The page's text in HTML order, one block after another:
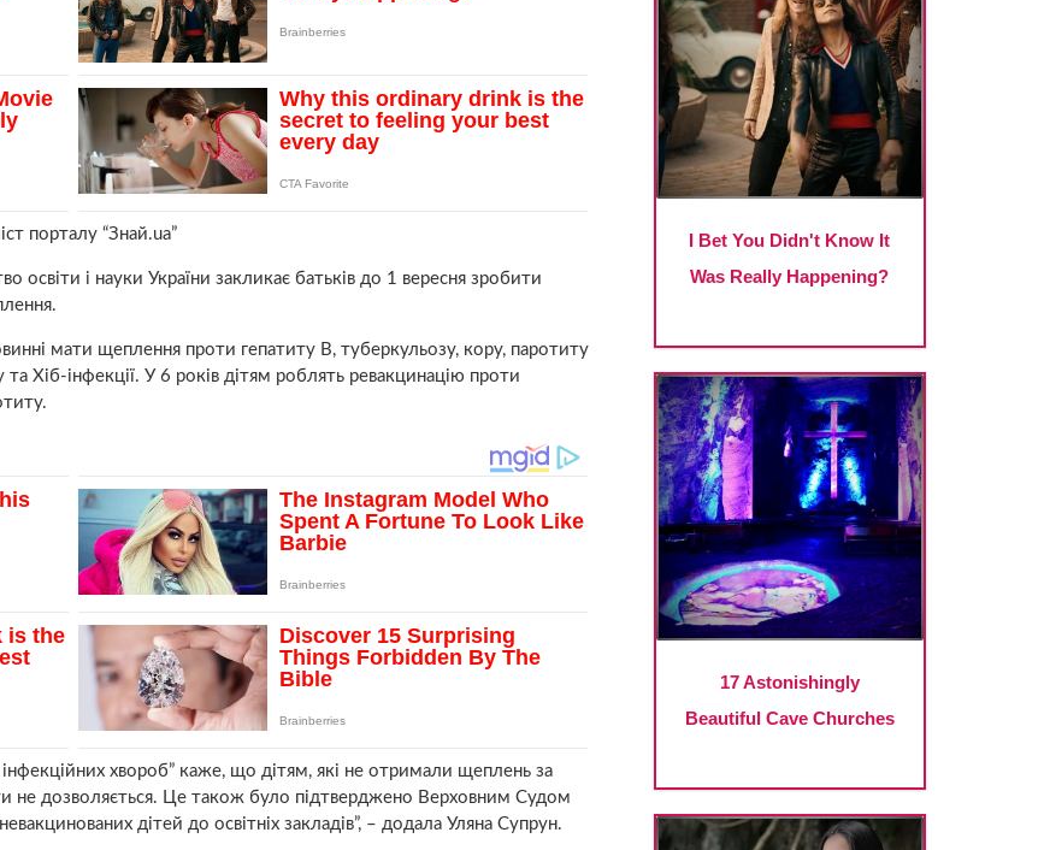
порталу “Знай.ua”
освіти і науки України закликає батьків до 1 вересня зробити
мати щеплення проти гепатиту В, туберкульозу, кору, паротиту
Хіб-інфекції. У 6 років дітям роблять ревакцинацію проти
хвороб” каже, що дітям, які не отримали щеплень за
не дозволяється. Це також було підтверджено Верховним Судом
дітей до освітніх закладів”, – додала Уляна Супрун.